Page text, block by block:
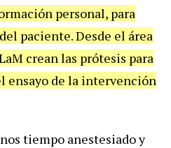
personal, para
paciente. Desde el área
crean las prótesis para
ensayo de la intervención
tiempo anestesiado y